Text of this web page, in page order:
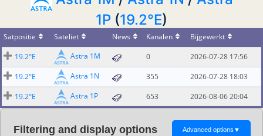
1P (19.2°E)
Satpositie Sateliet News Kanalen
Bijgewerkt
19.2°E
Astra 1M 0
2026-07-28 17:56
19.2°E
Astra 1N 355
2026-07-28 18:03
19.2°E
Astra 1P 653 2026-08-06 20:04
Filtering and display options Advanced options ▼